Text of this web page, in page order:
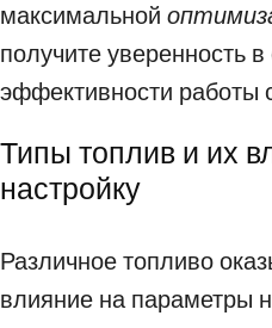
максимальной
получите уверенность
эффективности работы
Типы топлив и их
настройку
Различное топливо
влияние на параметры